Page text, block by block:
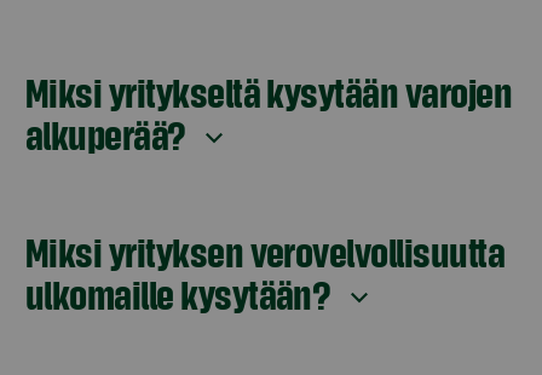
Miksi yritykseltä kysytään varojen
alkuperää?
Miksi yrityksen verovelvollisuutta
ulkomaille kysytään?